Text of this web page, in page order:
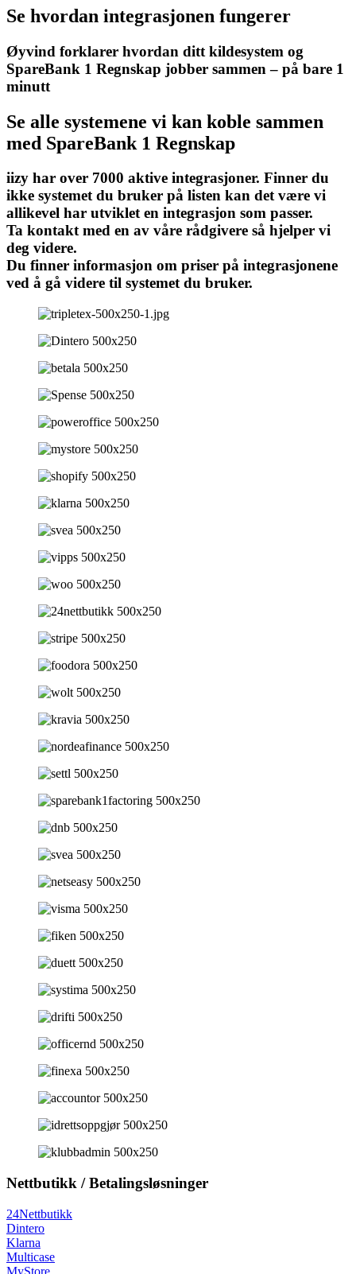
Se hvordan integrasjonen fungerer
Øyvind forklarer hvordan ditt kildesystem og
SpareBank 1 Regnskap jobber sammen – på bare 1
minutt
Se alle systemene vi kan koble sammen
med SpareBank 1 Regnskap
iizy har over 7000 aktive integrasjoner. Finner du
ikke systemet du bruker på listen kan det være vi
allikevel har utviklet en integrasjon som passer.
Ta kontakt med en av våre rådgivere så hjelper vi
deg videre.
Du finner informasjon om priser på integrasjonene
ved å gå videre til systemet du bruker.
Nettbutikk / Betalingsløsninger
24Nettbutikk
Dintero
Klarna
Multicase
MyStore